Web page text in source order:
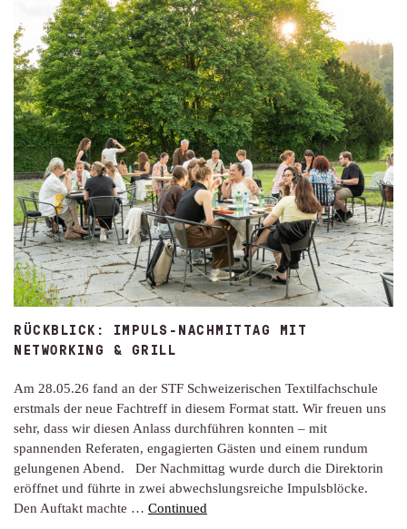
RÜCKBLICK: IMPULS-NACHMITTAG MIT
NETWORKING & GRILL
Am 28.05.26 fand an der STF Schweizerischen Textilfachschule
erstmals der neue Fachtreff in diesem Format statt. Wir freuen uns
sehr, dass wir diesen Anlass durchführen konnten – mit
spannenden Referaten, engagierten Gästen und einem rundum
gelungenen Abend. Der Nachmittag wurde durch die Direktorin
eröffnet und führte in zwei abwechslungsreiche Impulsblöcke.
Den Auftakt machte … Continued